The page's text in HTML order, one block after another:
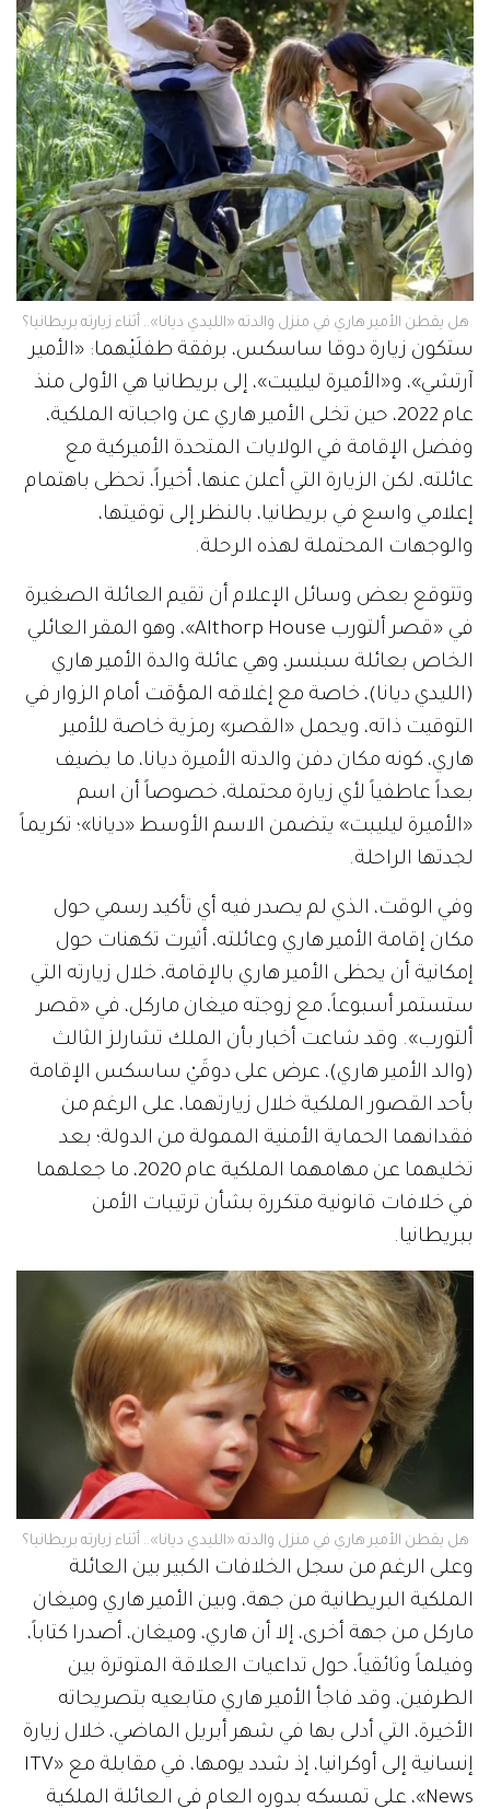
هل يقطن الأمير هاري في منزل والدته «الليدي ديانا».. أثناء زيارته بريطانيا؟
ستكون زيارة دوقا ساسكس، برفقة طفلَيْهما: «الأمير
آرتشي»، و«الأميرة ليليبت»، إلى بريطانيا هي الأولى منذ
عام 2022، حين تخلى الأمير هاري عن واجباته الملكية،
وفضل الإقامة في الولايات المتحدة الأميركية مع
عائلته، لكن الزيارة التي أعلن عنها، أخيراً، تحظى باهتمام
إعلامي واسع في بريطانيا، بالنظر إلى توقيتها،
والوجهات المحتملة لهذه الرحلة.
وتتوقع بعض وسائل الإعلام أن تقيم العائلة الصغيرة
في «قصر ألتورب Althorp House»، وهو المقر العائلي
الخاص بعائلة سبنسر، وهي عائلة والدة الأمير هاري
(الليدي ديانا)، خاصة مع إغلاقه المؤقت أمام الزوار في
التوقيت ذاته، ويحمل «القصر» رمزية خاصة للأمير
هاري، كونه مكان دفن والدته الأميرة ديانا، ما يضيف
بعداً عاطفياً لأي زيارة محتملة، خصوصاً أن اسم
«الأميرة ليليبت» يتضمن الاسم الأوسط «ديانا»؛ تكريماً
لجدتها الراحلة.
وفي الوقت، الذي لم يصدر فيه أي تأكيد رسمي حول
مكان إقامة الأمير هاري وعائلته، أثيرت تكهنات حول
إمكانية أن يحظى الأمير هاري بالإقامة، خلال زيارته التي
ستستمر أسبوعاً، مع زوجته ميغان ماركل، في «قصر
ألتورب». وقد شاعت أخبار بأن الملك تشارلز الثالث
(والد الأمير هاري)، عرض على دوقَيْ ساسكس الإقامة
بأحد القصور الملكية خلال زيارتهما، على الرغم من
فقدانهما الحماية الأمنية الممولة من الدولة؛ بعد
تخليهما عن مهامهما الملكية عام 2020، ما جعلهما
في خلافات قانونية متكررة بشأن ترتيبات الأمن
ببريطانيا.
هل يقطن الأمير هاري في منزل والدته «الليدي ديانا».. أثناء زيارته بريطانيا؟
وعلى الرغم من سجل الخلافات الكبير بين العائلة
الملكية البريطانية من جهة، وبين الأمير هاري وميغان
ماركل من جهة أخرى، إلا أن هاري، وميغان، أصدرا كتاباً،
وفيلماً وثائقياً، حول تداعيات العلاقة المتوترة بين
الطرفين، وقد فاجأ الأمير هاري متابعيه بتصريحاته
الأخيرة، التي أدلى بها في شهر أبريل الماضي، خلال زيارة
إنسانية إلى أوكرانيا، إذ شدد يومها، في مقابلة مع «ITV
News»، على تمسكه بدوره العام في العائلة الملكية